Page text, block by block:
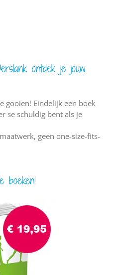
ontdek je jouw
gooien! Eindelijk een boek
se schuldig bent als je
geen one-size-fits-
boeken!